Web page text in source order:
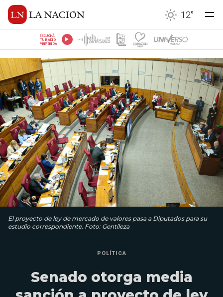
12°
ESCUCHÁ
TU RADIO
PREFERIDA
El proyecto de ley de mercado de valores pasa a Diputados para su
estudio correspondiente. Foto: Gentileza
POLÍTICA
Senado otorga media